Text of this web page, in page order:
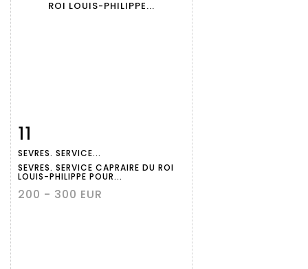
détaillée
11
SEVRES. SERVICE...
SEVRES. SERVICE CAPRAIRE DU ROI
LOUIS-PHILIPPE POUR...
200 - 300 EUR